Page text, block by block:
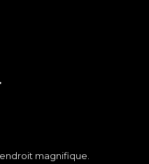
magnifique.